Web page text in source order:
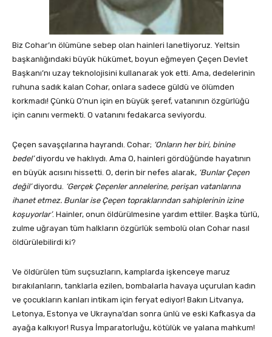
Biz Cohar’ın ölümüne sebep olan hainleri lanetliyoruz. Yeltsin
başkanlığındaki büyük hükümet, boyun eğmeyen Çeçen Devlet
Başkanı’nı uzay teknolojisini kullanarak yok etti. Ama, dedelerinin
ruhuna sadık kalan Cohar, onlara sadece güldü ve ölümden
korkmadı! Çünkü O’nun için en büyük şeref, vatanının özgürlüğü
için canını vermekti. O vatanını fedakarca seviyordu.
Çeçen savaşçılarına hayrandı. Cohar; ‘Onların her biri, binine
bedel’diyordu ve haklıydı. Ama O, hainleri gördüğünde hayatının
en büyük acısını hissetti. O, derin bir nefes alarak, ‘Bunlar Çeçen
değil’diyordu. ‘Gerçek Çeçenler annelerine, perişan vatanlarına
ihanet etmez. Bunlar ise Çeçen topraklarından sahiplerinin izine
koşuyorlar’. Hainler, onun öldürülmesine yardım ettiler. Başka türlü,
zulme uğrayan tüm halkların özgürlük sembolü olan Cohar nasıl
öldürülebilirdi ki?
Ve öldürülen tüm suçsuzların, kamplarda işkenceye maruz
bırakılanların, tanklarla ezilen, bombalarla havaya uçurulan kadın
ve çocukların kanları intikam için feryat ediyor! Bakın Litvanya,
Letonya, Estonya ve Ukrayna’dan sonra ünlü ve eski Kafkasya da
ayağa kalkıyor! Rusya İmparatorluğu, kötülük ve yalana mahkum!